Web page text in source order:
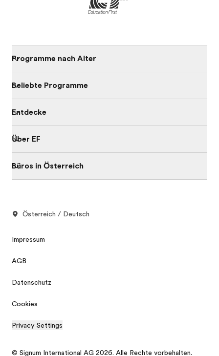
Programme nach Alter
Beliebte Programme
Entdecke
Über EF
Büros in Österreich
Österreich / Deutsch
Impressum
AGB
Datenschutz
Cookies
Privacy Settings
© Signum International AG 2026. Alle Rechte vorbehalten.